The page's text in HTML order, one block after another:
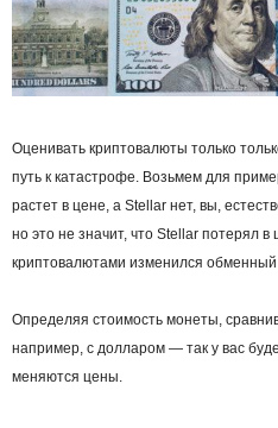
Оценивать криптовалюты только
путь к катастрофе. Возьмем для
растет в цене, а Stellar нет, вы,
но это не значит, что Stellar потерял
криптовалютами изменился обменный
Определяя стоимость монеты,
например, с долларом — так у вас
меняются цены.